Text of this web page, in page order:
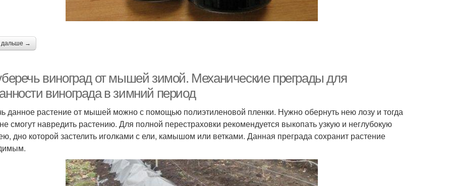
дальше →
виноград от мышей зимой. Механические преграды для
винограда в зимний период
данное растение от мышей можно с помощью полиэтиленовой пленки. Нужно обернуть нею лозу и тогда
смогут навредить растению. Для полной перестраховки рекомендуется выкопать узкую и неглубокую
дно которой застелить иголками с ели, камышом или ветками. Данная преграда сохранит растение